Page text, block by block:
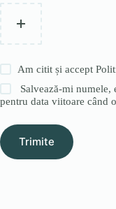
Am citit și accept
Salvează-mi
pentru data viitoare când
Trimite